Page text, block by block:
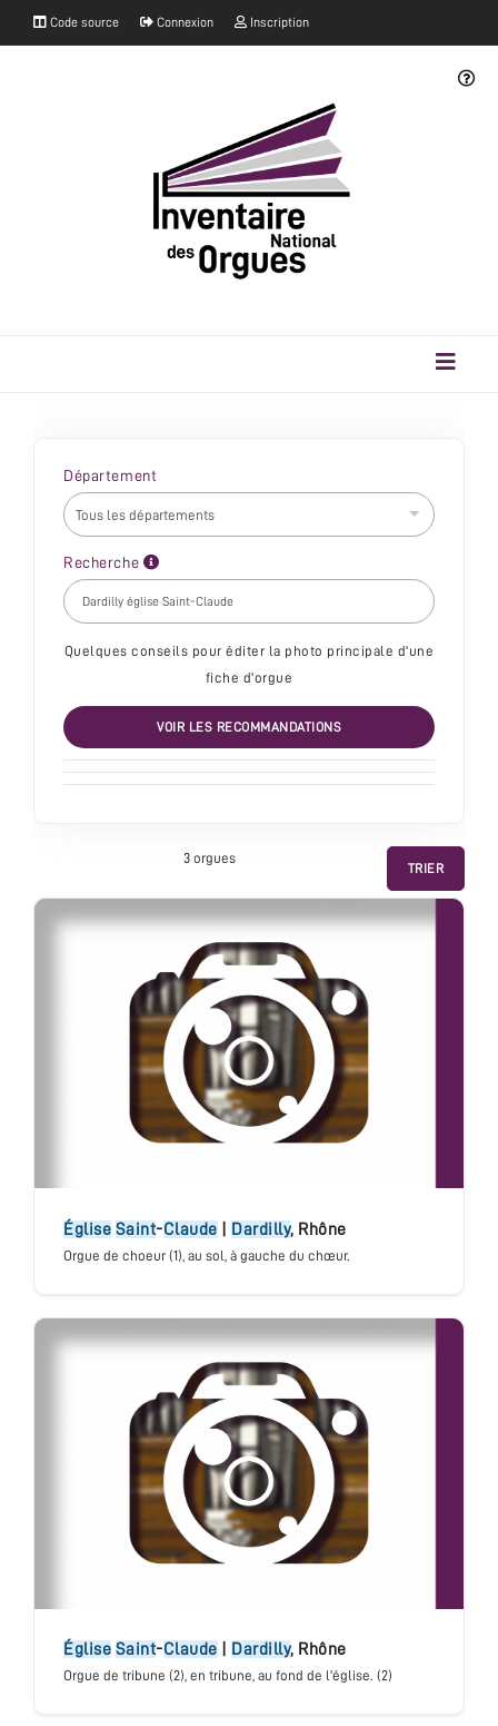
Code source Connexion Inscription
Département
Recherche
Quelques conseils pour éditer la photo principale d'une
fiche d'orgue
VOIR LES RECOMMANDATIONS
TRIER
3 orgues
église Saint-Claude Dardilly, Rhône
Orgue de choeur (1), au sol, à gauche du chœur.
église Saint-Claude Dardilly, Rhône
Orgue de tribune (2), en tribune, au fond de l'église. (2)